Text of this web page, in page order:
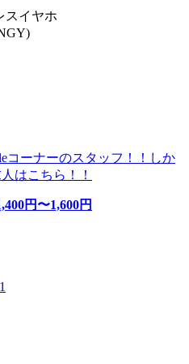
スイヤホ
コーナーのスタッフ！！しか
はこちら！！
円〜1,600円